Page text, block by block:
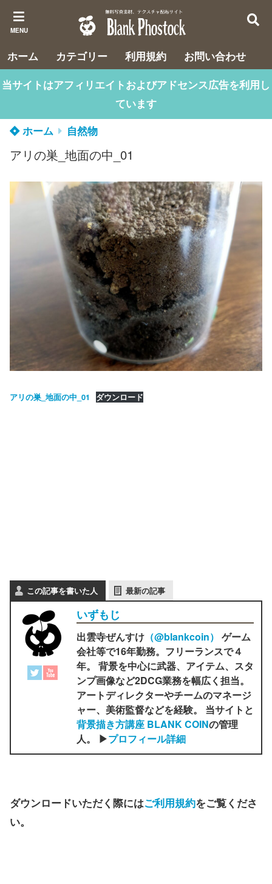
MENU
ホーム カテゴリー 利用規約
お問い合わせ
当サイトはアフィリエイトおよびアドセンス広告を利用し
ています
ホーム
自然物
アリの巣_地面の中_01
アリの巣_地面の中_01 ダウンロード
この記事を書いた人 最新の記事
いずもじ
出雲寺ぜんすけ （‎@blankcoin） ゲーム
会社等で16年勤務。フリーランスで４
年。 背景を中心に武器、アイテム、スタ
ンプ画像など2DCG業務を幅広く担当。
アートディレクターやチームのマネージ
ャー、美術監督などを経験。 当サイトと
背景描き方講座 BLANK COINの管理
人。 ▶プロフィール詳細
ダウンロードいただく際にはご利用規約をご覧くださ
い。